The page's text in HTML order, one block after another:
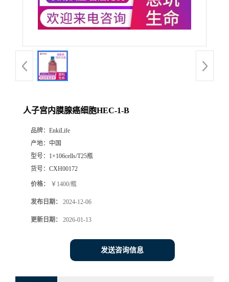
人子宫内膜腺癌细胞HEC-1-B
品牌： EnkiLife
产地： 中国
型号： 1×106cells/T25瓶
货号： CXH00172
价格： ￥1400/瓶
发布日期： 2024-12-06
更新日期： 2026-01-13
发送咨询信息